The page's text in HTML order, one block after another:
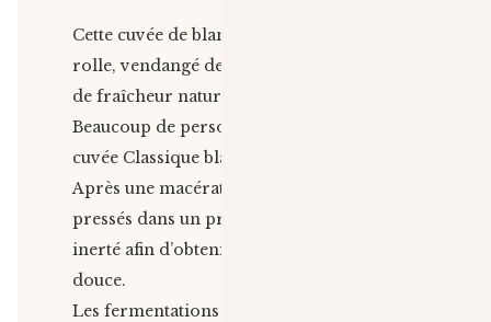
Cette cuvée de blanc est élaborée avec du
rolle, vendangé de nuit pour un maximum
de fraîcheur naturelle avant vinification.
Beaucoup de personnalité pour cette
cuvée Classique blanc !
Après une macération, les raisins sont
pressés dans un pressoir pneumatique
inerté afin d’obtenir une extraction très
douce.
Les fermentations se déroulent en cuve, à